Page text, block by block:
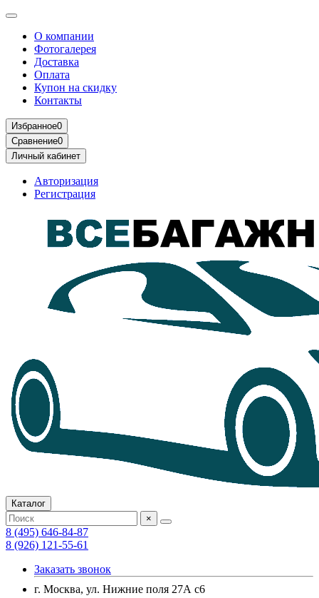
О компании
Фотогалерея
Доставка
Оплата
Купон на скидку
Контакты
Избранное0
Сравнение0
Личный кабинет
Авторизация
Регистрация
Каталог
×
8 (495) 646-84-87
8 (926) 121-55-61
Заказать звонок
г. Москва, ул. Нижние поля 27А с6